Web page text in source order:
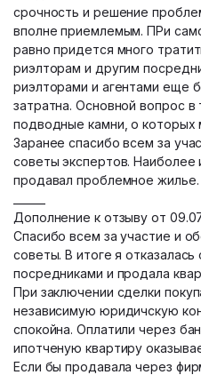
срочность и решение
вполне приемлемым. ПРи
равно придется много
риэлторам и другим
риэлторами и агентами еще
затратна. Основной вопрос в
подводные камни, о которых
Заранее спасибо всем за
советы экспертов. Наиболее
продавал проблемное жилье.
Дополнение к отзыву от
Спасибо всем за участие и
советы. В итоге я
посредниками и продала
При заключении сделки
независимую юридичскую
спокойна. Оплатили через
ипотченую квартиру
Если бы продавала через